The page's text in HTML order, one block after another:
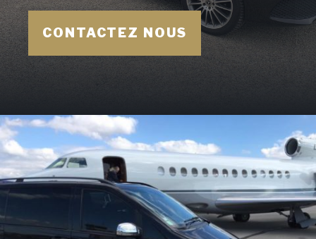
CONTACTEZ NOUS